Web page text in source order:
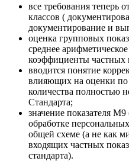
все требования теперь
классов (
документирование и
оценка групповых
среднее
коэффициенты частных
вводится понятие
влияющих на оценки по
количества полностью
Стандарта;
значение показателя
обработке
общей схеме (а не как
входящих частных
стандарта).